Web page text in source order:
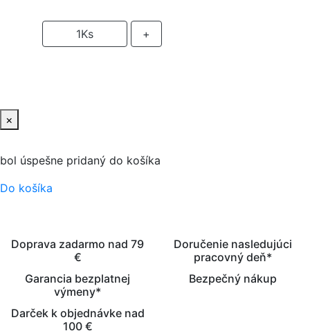
1Ks +
×
bol úspešne pridaný do košíka
Do košíka
Doprava zadarmo nad 79
€
Doručenie nasledujúci
pracovný deň*
Garancia bezplatnej
výmeny*
Bezpečný nákup
Darček k objednávke nad
100 €